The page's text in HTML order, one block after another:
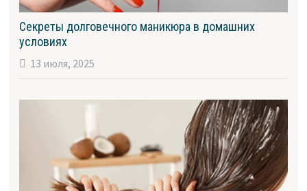
Секреты долговечного маникюра в домашних
условиях
13 июля, 2025